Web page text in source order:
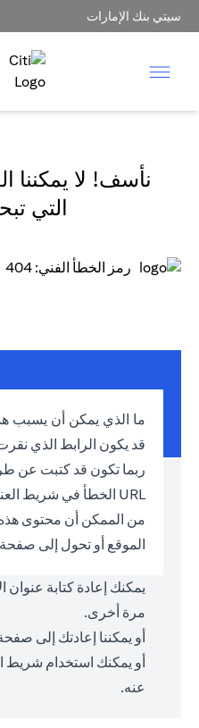
سيتي بنك الإمارات
نأسف! لا يمكننا
التي
رمز الخطأ الفني: 404
ما الذي يمكن أن يسبب
قد يكون الرابط الذي
ربما تكون قد كتبت عن
URL الخطأ في شريط العناوين
من الممكن أن محتوى
الموقع أو تحول إلى
مرة أخرى.
أو يمكننا إعادتك إلى
أو يمكنك استخدام شريط
عنه.